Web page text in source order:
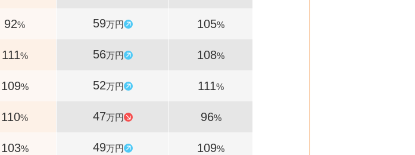
92% 59万円 105%
111% 56万円 108%
109% 52万円 111%
110% 47万円 96%
103% 49万円 109%